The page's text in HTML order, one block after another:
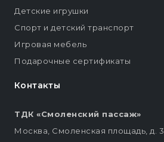
Контакты
ТДК «Смоленский пассаж»
Москва, Смоленская площадь, д. 3
Детские игрушки
Спорт и детский транспорт
Игровая мебель
Подарочные сертификаты